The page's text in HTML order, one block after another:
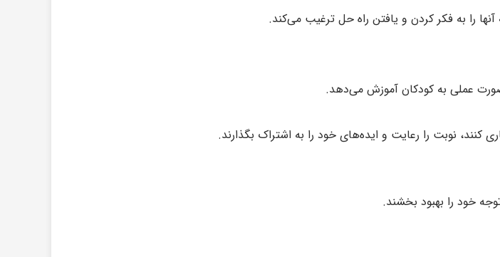
را به فکر کردن و یافتن راه حل ترغیب می‌کند.
صورت عملی به کودکان آموزش می‌دهد.
کنند، نوبت را رعایت و ایده‌های خود را به اشتراک بگذارند.
خود را بهبود بخشند.